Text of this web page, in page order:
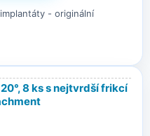
- originální
8 ks s nejtvrdší frikcí